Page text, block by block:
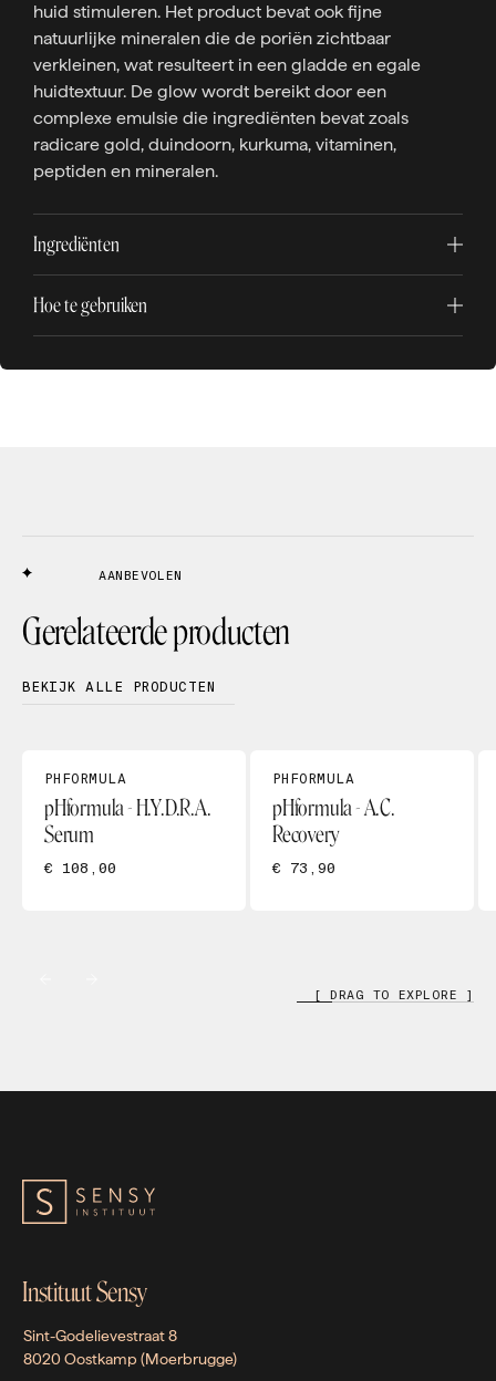
huid stimuleren. Het product bevat ook fijne
natuurlijke mineralen die de poriën zichtbaar
verkleinen, wat resulteert in een gladde en egale
huidtextuur. De glow wordt bereikt door een
complexe emulsie die ingrediënten bevat zoals
radicare gold, duindoorn, kurkuma, vitaminen,
peptiden en mineralen.
Ingrediënten
Hoe te gebruiken
AANBEVOLEN
Gerelateerde producten
BEKIJK ALLE PRODUCTEN
PHFORMULA
pHformula - H.Y.D.R.A.
Serum
€ 108,00
PHFORMULA
pHformula - A.C.
Recovery
€ 73,90
[ DRAG TO EXPLORE ]
Instituut Sensy
Sint-Godelievestraat 8
8020 Oostkamp (Moerbrugge)